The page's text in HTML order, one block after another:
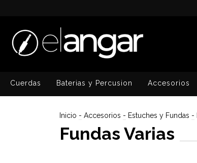
Cuerdas Baterias y Percusion Accesorios
Inicio - Accesorios - Estuches y Fundas -
Fundas Varias